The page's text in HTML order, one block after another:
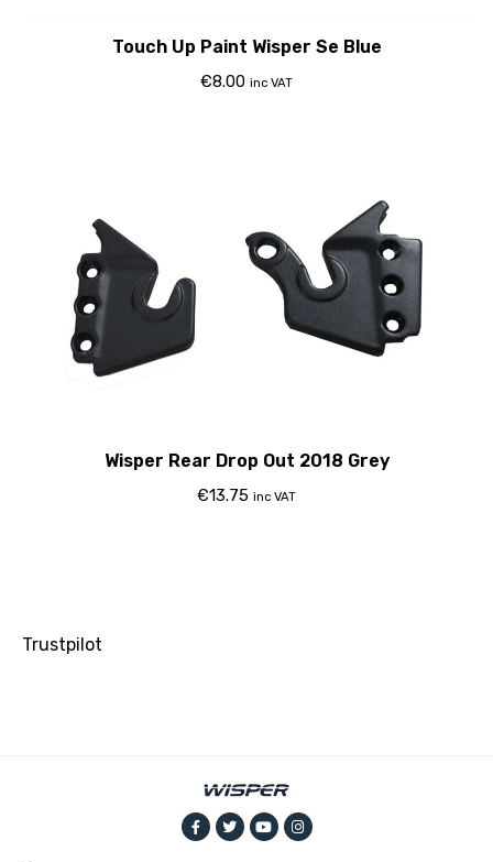
Touch Up Paint Wisper Se Blue
€8.00 inc VAT
Wisper Rear Drop Out 2018 Grey
€13.75 inc VAT
Trustpilot